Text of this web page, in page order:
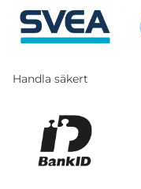
Handla säkert